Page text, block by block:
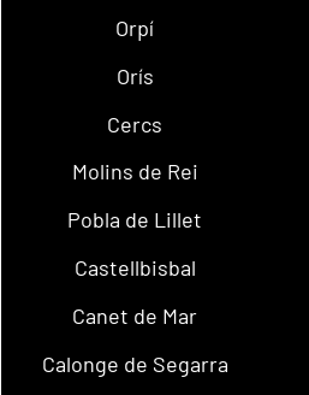
Orpí
Orís
Cercs
Molins de Rei
Pobla de Lillet
Castellbisbal
Canet de Mar
Calonge de Segarra